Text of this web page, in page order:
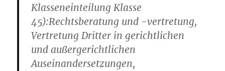
Klasseneinteilung Klasse
45):Rechtsberatung und -vertretung,
Vertretung Dritter in gerichtlichen
und außergerichtlichen
Auseinandersetzungen,